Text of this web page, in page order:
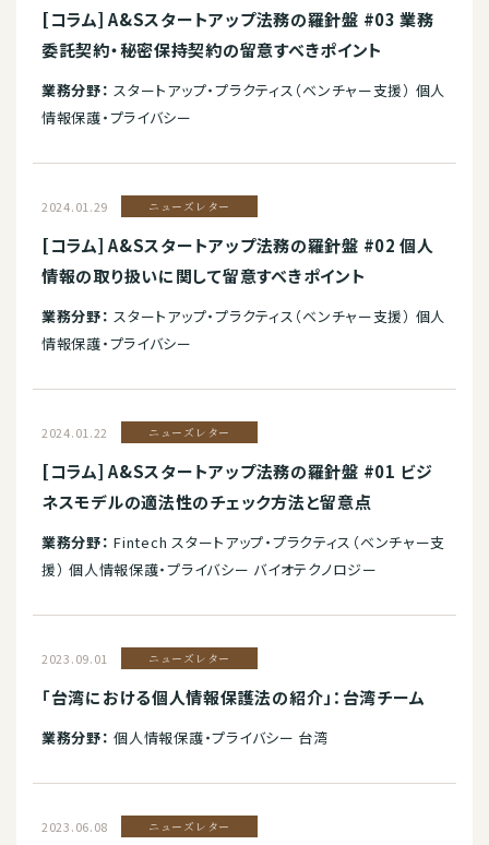
[コラム] A&Sスタートアップ法務の羅針盤 #03 業務
委託契約・秘密保持契約の留意すべきポイント
業務分野： スタートアップ・プラクティス（ベンチャー支援） 個人
情報保護・プライバシー
2024.01.29 ニューズレター
[コラム] A&Sスタートアップ法務の羅針盤 #02 個人
情報の取り扱いに関して留意すべきポイント
業務分野： スタートアップ・プラクティス（ベンチャー支援） 個人
情報保護・プライバシー
2024.01.22 ニューズレター
[コラム] A&Sスタートアップ法務の羅針盤 #01 ビジ
ネスモデルの適法性のチェック方法と留意点
業務分野： Fintech スタートアップ・プラクティス（ベンチャー支
援） 個人情報保護・プライバシー バイオテクノロジー
2023.09.01 ニューズレター
「台湾における個人情報保護法の紹介」：台湾チーム
業務分野： 個人情報保護・プライバシー 台湾
2023.06.08 ニューズレター